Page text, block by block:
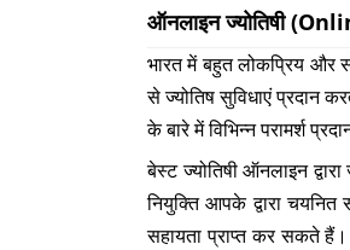
ऑनलाइन ज्योतिषी
भारत में बहुत लोकप्रिय और
से ज्योतिष सुविधाएं प्रदान
के बारे में विभिन्न परामर्श
बेस्ट ज्योतिषी ऑनलाइन
नियुक्ति आपके द्वारा
सहायता प्राप्त कर सकते